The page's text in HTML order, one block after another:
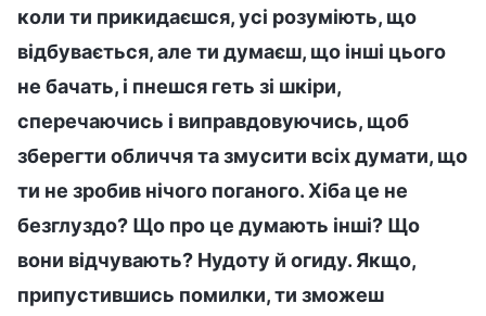
коли ти прикидаєшся, усі розуміють, що
відбувається, але ти думаєш, що інші цього
не бачать, і пнешся геть зі шкіри,
сперечаючись і виправдовуючись, щоб
зберегти обличчя та змусити всіх думати, що
ти не зробив нічого поганого. Хіба це не
безглуздо? Що про це думають інші? Що
вони відчувають? Нудоту й огиду. Якщо,
припустившись помилки, ти зможеш